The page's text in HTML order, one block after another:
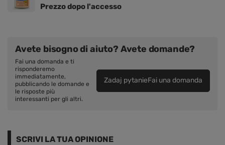
Prezzo dopo l'accesso
Avete bisogno di aiuto? Avete domande?
Fai una domanda e ti
risponderemo
immediatamente,
pubblicando le domande e
le risposte più
interessanti per gli altri.
Zadaj pytanieFai una domanda
SCRIVI LA TUA OPINIONE